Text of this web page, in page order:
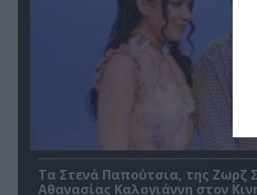
Τα Στενά Παπούτσια, της Ζωρζ
Αθανασίας Καλογιάννη στον